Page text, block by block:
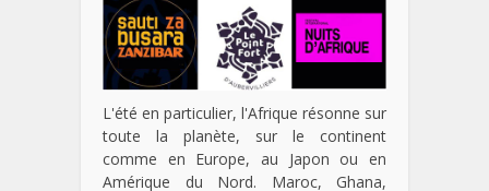
L'été en particulier, l'Afrique résonne sur
toute la planète, sur le continent
comme en Europe, au Japon ou en
Amérique du Nord. Maroc, Ghana,